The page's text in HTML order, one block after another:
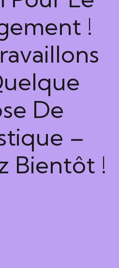
!
De
–
Bientôt !